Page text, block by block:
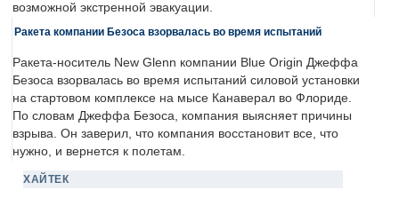
возможной экстренной эвакуации.
Ракета компании Безоса взорвалась во время испытаний
Ракета-носитель New Glenn компании Blue Origin Джеффа
Безоса взорвалась во время испытаний силовой установки
на стартовом комплексе на мысе Канаверал во Флориде.
По словам Джеффа Безоса, компания выясняет причины
взрыва. Он заверил, что компания восстановит все, что
нужно, и вернется к полетам.
ХАЙТЕК